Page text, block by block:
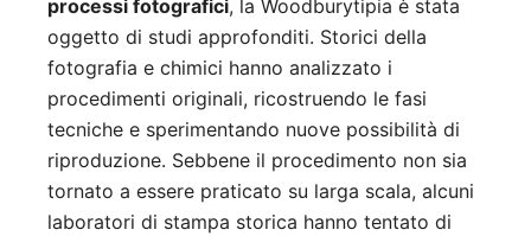
processi fotografici, la Woodburytipia è stata
oggetto di studi approfonditi. Storici della
fotografia e chimici hanno analizzato i
procedimenti originali, ricostruendo le fasi
tecniche e sperimentando nuove possibilità di
riproduzione. Sebbene il procedimento non sia
tornato a essere praticato su larga scala, alcuni
laboratori di stampa storica hanno tentato di